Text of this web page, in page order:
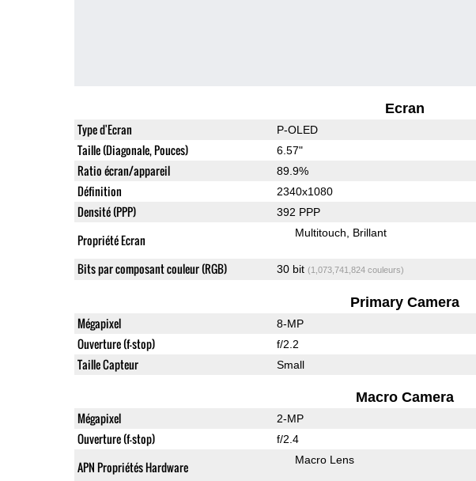
Ecran
Type d'Ecran P-OLED
Taille (Diagonale, Pouces) 6.57"
Ratio écran/appareil 89.9%
Définition 2340x1080
Densité (PPP) 392 PPP
Propriété Ecran Multitouch Brillant
Bits par composant couleur (RGB) 30 bit (1,073,741,824 couleurs)
Primary Camera
Mégapixel 8-MP
Ouverture (f-stop) f/2.2
Taille Capteur Small
Macro Camera
Mégapixel 2-MP
Ouverture (f-stop) f/2.4
APN Propriétés Hardware Macro Lens